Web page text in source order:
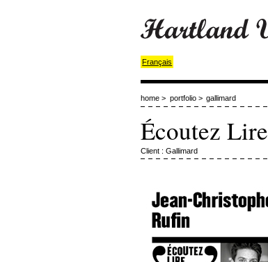
Français
home > portfolio> gallimard
Écoutez Lire
Client : Gallimard